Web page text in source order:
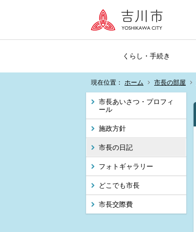
くらし・手続き
現在位置： ホーム 市長の部屋
市長あいさつ・プロフィ
ール
施政方針
市長の日記
フォトギャラリー
どこでも市長
市長交際費